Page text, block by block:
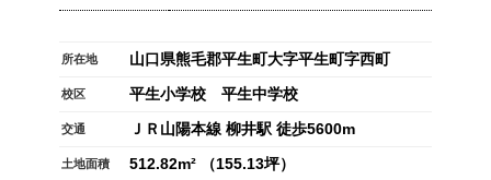
所在地 山口県熊毛郡平生町大字平生町字西町
校区 平生小学校 平生中学校
交通 ＪＲ山陽本線 柳井駅 徒歩5600m
土地面積 512.82m² （155.13坪）